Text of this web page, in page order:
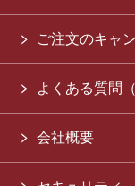
ご注文のキャ
よくある質問（
会社概要